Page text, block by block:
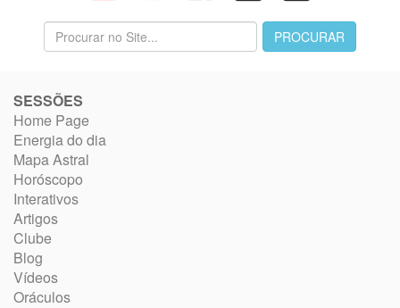
SESSÕES
Home Page
Energia do dia
Mapa Astral
Horóscopo
Interativos
Artigos
Clube
Blog
Vídeos
Oráculos